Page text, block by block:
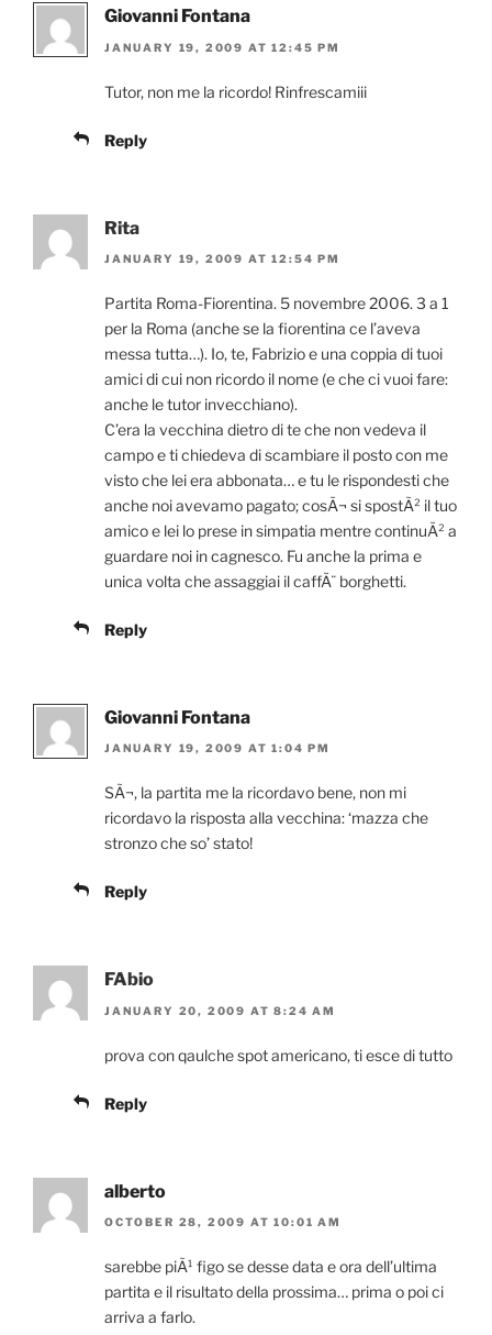
Giovanni Fontana
JANUARY 19, 2009 AT 12:45 PM
Tutor, non me la ricordo! Rinfrescamiii
Reply
Rita
JANUARY 19, 2009 AT 12:54 PM
Partita Roma-Fiorentina. 5 novembre 2006. 3 a 1
per la Roma (anche se la fiorentina ce l’aveva
messa tutta…). Io, te, Fabrizio e una coppia di tuoi
amici di cui non ricordo il nome (e che ci vuoi fare:
anche le tutor invecchiano).
C’era la vecchina dietro di te che non vedeva il
campo e ti chiedeva di scambiare il posto con me
visto che lei era abbonata… e tu le rispondesti che
anche noi avevamo pagato; cosÃ¬ si spostÃ² il tuo
amico e lei lo prese in simpatia mentre continuÃ² a
guardare noi in cagnesco. Fu anche la prima e
unica volta che assaggiai il caffÃ¨ borghetti.
Reply
Giovanni Fontana
JANUARY 19, 2009 AT 1:04 PM
SÃ¬, la partita me la ricordavo bene, non mi
ricordavo la risposta alla vecchina: ‘mazza che
stronzo che so’ stato!
Reply
FAbio
JANUARY 20, 2009 AT 8:24 AM
prova con qaulche spot americano, ti esce di tutto
Reply
alberto
OCTOBER 28, 2009 AT 10:01 AM
sarebbe piÃ¹ figo se desse data e ora dell’ultima
partita e il risultato della prossima… prima o poi ci
arriva a farlo.